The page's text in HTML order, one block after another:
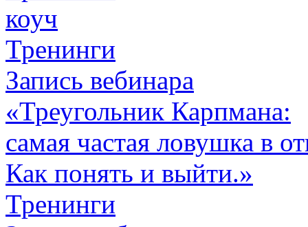
коуч
Тренинги
Запись вебинара
«Треугольник Карпмана:
самая частая ловушка в
Как понять и выйти.»
Тренинги